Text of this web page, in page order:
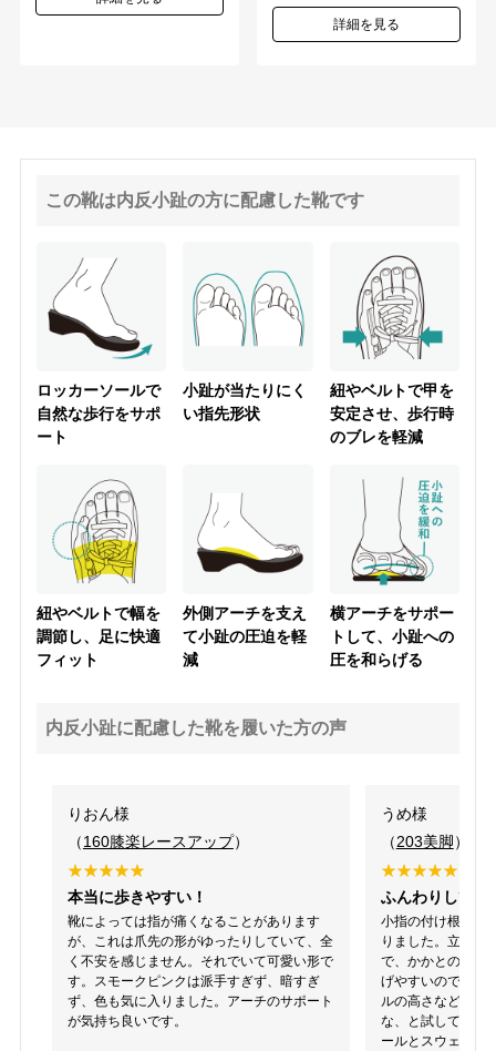
詳細を見る
この靴は内反小趾の方に配慮した靴です
ロッカーソールで
自然な歩行をサポ
ート
小趾が当たりにく
い指先形状
紐やベルトで甲を
安定させ、歩行時
のブレを軽減
紐やベルトで幅を
調節し、足に快適
フィット
外側アーチを支え
て小趾の圧迫を軽
減
横アーチをサポー
トして、小趾への
圧を和らげる
内反小趾に配慮した靴を履いた方の声
りおん様
（160膝楽レースアップ）
本当に歩きやすい！
靴によっては指が痛くなることがあります
が、これは爪先の形がゆったりしていて、全
く不安を感じません。それでいて可愛い形で
す。スモークピンクは派手すぎず、暗すぎ
ず、色も気に入りました。アーチのサポート
が気持ち良いです。
うめ様
（203美脚）
ふんわりしてる
小指の付け根裏が
りました。立ち仕
で、かかとのバッ
げやすいのでは?
ルの高さなどを考
な、と試してみる
ールとスウェード